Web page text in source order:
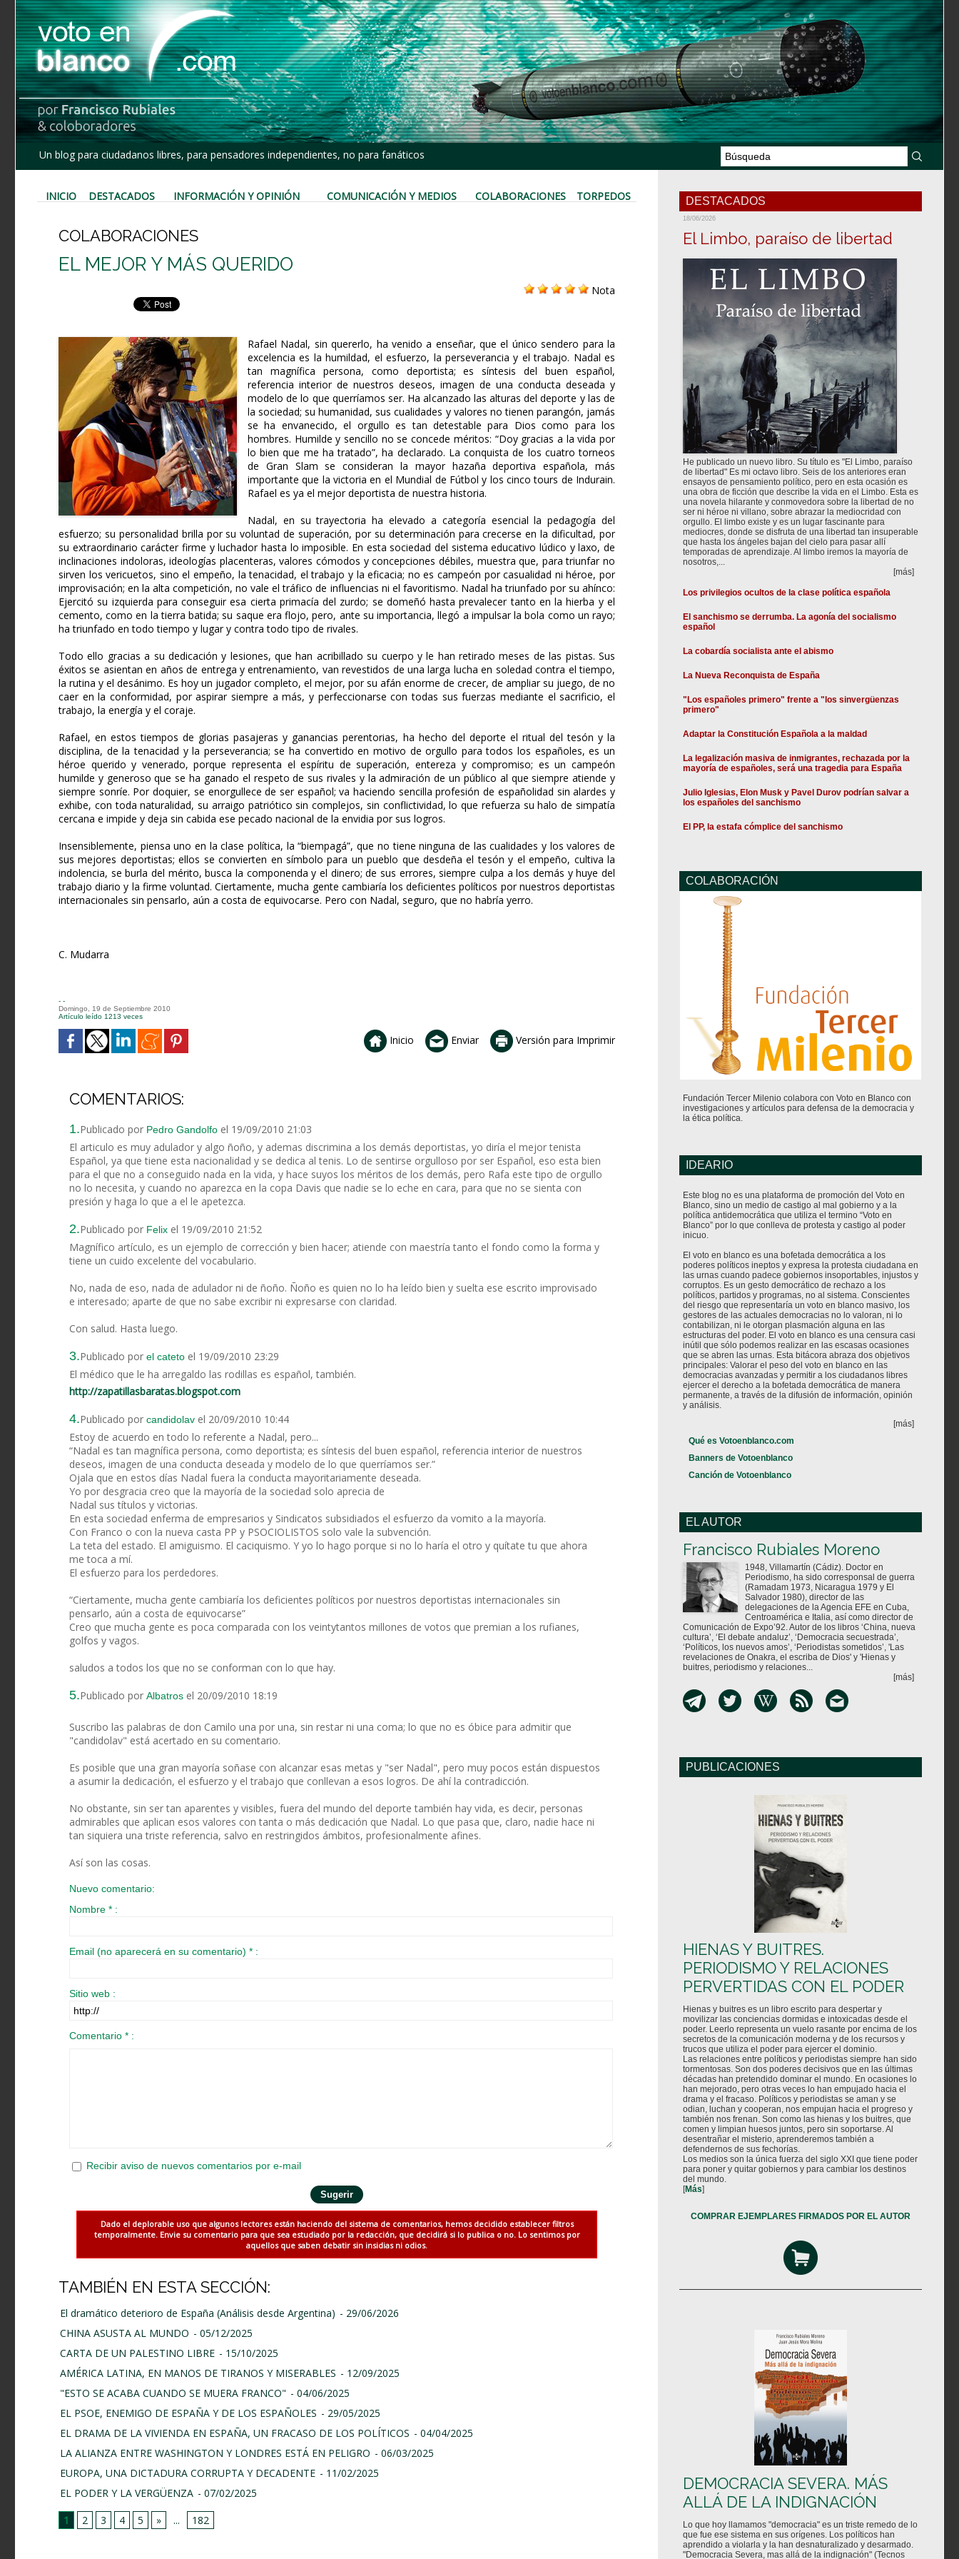
Un blog para ciudadanos libres, para pensadores independientes, no para fanáticos
INICIO DESTACADOS INFORMACIÓN Y OPINIÓN COMUNICACIÓN Y MEDIOS COLABORACIONES TORPEDOS
COLABORACIONES
EL MEJOR Y MÁS QUERIDO
Nota
Rafael Nadal, sin quererlo, ha venido a enseñar, que el único sendero para la
excelencia es la humildad, el esfuerzo, la perseverancia y el trabajo. Nadal es
tan magnífica persona, como deportista; es síntesis del buen español,
referencia interior de nuestros deseos, imagen de una conducta deseada y
modelo de lo que querríamos ser. Ha alcanzado las alturas del deporte y las de
la sociedad; su humanidad, sus cualidades y valores no tienen parangón, jamás
se ha envanecido, el orgullo es tan detestable para Dios como para los
hombres. Humilde y sencillo no se concede méritos: “Doy gracias a la vida por
lo bien que me ha tratado”, ha declarado. La conquista de los cuatro torneos
de Gran Slam se consideran la mayor hazaña deportiva española, más
importante que la victoria en el Mundial de Fútbol y los cinco tours de Indurain.
Rafael es ya el mejor deportista de nuestra historia.
Nadal, en su trayectoria ha elevado a categoría esencial la pedagogía del
esfuerzo; su personalidad brilla por su voluntad de superación, por su determinación para crecerse en la dificultad, por
su extraordinario carácter firme y luchador hasta lo imposible. En esta sociedad del sistema educativo lúdico y laxo, de
inclinaciones indoloras, ideologías placenteras, valores cómodos y concepciones débiles, muestra que, para triunfar no
sirven los vericuetos, sino el empeño, la tenacidad, el trabajo y la eficacia; no es campeón por casualidad ni héroe, por
improvisación; en la alta competición, no vale el tráfico de influencias ni el favoritismo. Nadal ha triunfado por su ahínco:
Ejercitó su izquierda para conseguir esa cierta primacía del zurdo; se domeñó hasta prevalecer tanto en la hierba y el
cemento, como en la tierra batida; su saque era flojo, pero, ante su importancia, llegó a impulsar la bola como un rayo;
ha triunfado en todo tiempo y lugar y contra todo tipo de rivales.
Todo ello gracias a su dedicación y lesiones, que han acribillado su cuerpo y le han retirado meses de las pistas. Sus
éxitos se asientan en años de entrega y entrenamiento, van revestidos de una larga lucha en soledad contra el tiempo,
la rutina y el desánimo. Es hoy un jugador completo, el mejor, por su afán enorme de crecer, de ampliar su juego, de no
caer en la conformidad, por aspirar siempre a más, y perfeccionarse con todas sus fuerzas mediante el sacrificio, el
trabajo, la energía y el coraje.
Rafael, en estos tiempos de glorias pasajeras y ganancias perentorias, ha hecho del deporte el ritual del tesón y la
disciplina, de la tenacidad y la perseverancia; se ha convertido en motivo de orgullo para todos los españoles, es un
héroe querido y venerado, porque representa el espíritu de superación, entereza y compromiso; es un campeón
humilde y generoso que se ha ganado el respeto de sus rivales y la admiración de un público al que siempre atiende y
siempre sonríe. Por doquier, se enorgullece de ser español; va haciendo sencilla profesión de españolidad sin alardes y
exhibe, con toda naturalidad, su arraigo patriótico sin complejos, sin conflictividad, lo que refuerza su halo de simpatía
cercana e impide y deja sin cabida ese pecado nacional de la envidia por sus logros.
Insensiblemente, piensa uno en la clase política, la “biempagá”, que no tiene ninguna de las cualidades y los valores de
sus mejores deportistas; ellos se convierten en símbolo para un pueblo que desdeña el tesón y el empeño, cultiva la
indolencia, se burla del mérito, busca la componenda y el dinero; de sus errores, siempre culpa a los demás y huye del
trabajo diario y la firme voluntad. Ciertamente, mucha gente cambiaría los deficientes políticos por nuestros deportistas
internacionales sin pensarlo, aún a costa de equivocarse. Pero con Nadal, seguro, que no habría yerro.
C. Mudarra
- -
Domingo, 19 de Septiembre 2010
Artículo leído 1213 veces
Inicio Enviar Versión para Imprimir
COMENTARIOS:
1.Publicado por Pedro Gandolfo el 19/09/2010 21:03
El articulo es muy adulador y algo ñoño, y ademas discrimina a los demás deportistas, yo diría el mejor tenista
Español, ya que tiene esta nacionalidad y se dedica al tenis. Lo de sentirse orgulloso por ser Español, eso esta bien
para el que no a conseguido nada en la vida, y hace suyos los méritos de los demás, pero Rafa este tipo de orgullo
no lo necesita, y cuando no aparezca en la copa Davis que nadie se lo eche en cara, para que no se sienta con
presión y haga lo que a el le apetezca.
2.Publicado por Felix el 19/09/2010 21:52
Magnífico artículo, es un ejemplo de corrección y bien hacer; atiende con maestría tanto el fondo como la forma y
tiene un cuido excelente del vocabulario.
No, nada de eso, nada de adulador ni de ñoño. Ñoño es quien no lo ha leído bien y suelta ese escrito improvisado
e interesado; aparte de que no sabe excribir ni expresarse con claridad.
Con salud. Hasta luego.
3.Publicado por el cateto el 19/09/2010 23:29
El médico que le ha arregaldo las rodillas es español, también.
http://zapatillasbaratas.blogspot.com
4.Publicado por candidolav el 20/09/2010 10:44
Estoy de acuerdo en todo lo referente a Nadal, pero...
“Nadal es tan magnífica persona, como deportista; es síntesis del buen español, referencia interior de nuestros
deseos, imagen de una conducta deseada y modelo de lo que querríamos ser.”
Ojala que en estos días Nadal fuera la conducta mayoritariamente deseada.
Yo por desgracia creo que la mayoría de la sociedad solo aprecia de
Nadal sus títulos y victorias.
En esta sociedad enferma de empresarios y Sindicatos subsidiados el esfuerzo da vomito a la mayoría.
Con Franco o con la nueva casta PP y PSOCIOLISTOS solo vale la subvención.
La teta del estado. El amiguismo. El caciquismo. Y yo lo hago porque si no lo haría el otro y quítate tu que ahora
me toca a mí.
El esfuerzo para los perdedores.
“Ciertamente, mucha gente cambiaría los deficientes políticos por nuestros deportistas internacionales sin
pensarlo, aún a costa de equivocarse”
Creo que mucha gente es poca comparada con los veintytantos millones de votos que premian a los rufianes,
golfos y vagos.
saludos a todos los que no se conforman con lo que hay.
5.Publicado por Albatros el 20/09/2010 18:19
Suscribo las palabras de don Camilo una por una, sin restar ni una coma; lo que no es óbice para admitir que
"candidolav" está acertado en su comentario.
Es posible que una gran mayoría soñase con alcanzar esas metas y "ser Nadal", pero muy pocos están dispuestos
a asumir la dedicación, el esfuerzo y el trabajo que conllevan a esos logros. De ahí la contradicción.
No obstante, sin ser tan aparentes y visibles, fuera del mundo del deporte también hay vida, es decir, personas
admirables que aplican esos valores con tanta o más dedicación que Nadal. Lo que pasa que, claro, nadie hace ni
tan siquiera una triste referencia, salvo en restringidos ámbitos, profesionalmente afines.
Así son las cosas.
Nuevo comentario:
Nombre * :
Email (no aparecerá en su comentario) * :
Sitio web :
Comentario * :
Recibir aviso de nuevos comentarios por e-mail
Dado el deplorable uso que algunos lectores están haciendo del sistema de comentarios, hemos decidido establecer filtros
temporalmente. Envie su comentario para que sea estudiado por la redacción, que decidirá si lo publica o no. Lo sentimos por
aquellos que saben debatir sin insidias ni odios.
TAMBIÉN EN ESTA SECCIÓN:
El dramático deterioro de España (Análisis desde Argentina) - 29/06/2026
CHINA ASUSTA AL MUNDO - 05/12/2025
CARTA DE UN PALESTINO LIBRE - 15/10/2025
AMÉRICA LATINA, EN MANOS DE TIRANOS Y MISERABLES - 12/09/2025
"ESTO SE ACABA CUANDO SE MUERA FRANCO" - 04/06/2025
EL PSOE, ENEMIGO DE ESPAÑA Y DE LOS ESPAÑOLES - 29/05/2025
EL DRAMA DE LA VIVIENDA EN ESPAÑA, UN FRACASO DE LOS POLÍTICOS - 04/04/2025
LA ALIANZA ENTRE WASHINGTON Y LONDRES ESTÁ EN PELIGRO - 06/03/2025
EUROPA, UNA DICTADURA CORRUPTA Y DECADENTE - 11/02/2025
EL PODER Y LA VERGÜENZA - 07/02/2025
1
2 3 4 5 » ... 182
DESTACADOS
18/06/2026
El Limbo, paraíso de libertad
He publicado un nuevo libro. Su título es "El Limbo, paraíso
de libertad" Es mi octavo libro. Seis de los anteriores eran
ensayos de pensamiento político, pero en esta ocasión es
una obra de ficción que describe la vida en el Limbo. Esta es
una novela hilarante y conmovedora sobre la libertad de no
ser ni héroe ni villano, sobre abrazar la mediocridad con
orgullo. El limbo existe y es un lugar fascinante para
mediocres, donde se disfruta de una libertad tan insuperable
que hasta los ángeles bajan del cielo para pasar allí
temporadas de aprendizaje. Al limbo iremos la mayoría de
nosotros,...
[más]
Los privilegios ocultos de la clase política española
El sanchismo se derrumba. La agonía del socialismo
español
La cobardía socialista ante el abismo
La Nueva Reconquista de España
"Los españoles primero" frente a "los sinvergüenzas
primero"
Adaptar la Constitución Española a la maldad
La legalización masiva de inmigrantes, rechazada por la
mayoría de españoles, será una tragedia para España
Julio Iglesias, Elon Musk y Pavel Durov podrían salvar a
los españoles del sanchismo
El PP, la estafa cómplice del sanchismo
COLABORACIÓN
Fundación Tercer Milenio colabora con Voto en Blanco con
investigaciones y artículos para defensa de la democracia y
la ética política.
IDEARIO
Este blog no es una plataforma de promoción del Voto en
Blanco, sino un medio de castigo al mal gobierno y a la
política antidemocrática que utiliza el termino “Voto en
Blanco” por lo que conlleva de protesta y castigo al poder
inicuo.
El voto en blanco es una bofetada democrática a los
poderes políticos ineptos y expresa la protesta ciudadana en
las urnas cuando padece gobiernos insoportables, injustos y
corruptos. Es un gesto democrático de rechazo a los
políticos, partidos y programas, no al sistema. Conscientes
del riesgo que representaría un voto en blanco masivo, los
gestores de las actuales democracias no lo valoran, ni lo
contabilizan, ni le otorgan plasmación alguna en las
estructuras del poder. El voto en blanco es una censura casi
inútil que sólo podemos realizar en las escasas ocasiones
que se abren las urnas. Esta bitácora abraza dos objetivos
principales: Valorar el peso del voto en blanco en las
democracias avanzadas y permitir a los ciudadanos libres
ejercer el derecho a la bofetada democrática de manera
permanente, a través de la difusión de información, opinión
y análisis.
[más]
Qué es Votoenblanco.com
Banners de Votoenblanco
Canción de Votoenblanco
EL AUTOR
Francisco Rubiales Moreno
1948, Villamartín (Cádiz). Doctor en
Periodismo, ha sido corresponsal de guerra
(Ramadam 1973, Nicaragua 1979 y El
Salvador 1980), director de las
delegaciones de la Agencia EFE en Cuba,
Centroamérica e Italia, así como director de
Comunicación de Expo’92. Autor de los libros ‘China, nueva
cultura’, ‘El debate andaluz’, ‘Democracia secuestrada’,
‘Políticos, los nuevos amos’, ‘Periodistas sometidos’, 'Las
revelaciones de Onakra, el escriba de Dios' y 'Hienas y
buitres, periodismo y relaciones...
[más]
PUBLICACIONES
HIENAS Y BUITRES.
PERIODISMO Y RELACIONES
PERVERTIDAS CON EL PODER
Hienas y buitres es un libro escrito para despertar y
movilizar las conciencias dormidas e intoxicadas desde el
poder. Leerlo representa un vuelo rasante por encima de los
secretos de la comunicación moderna y de los recursos y
trucos que utiliza el poder para ejercer el dominio.
Las relaciones entre políticos y periodistas siempre han sido
tormentosas. Son dos poderes decisivos que en las últimas
décadas han pretendido dominar el mundo. En ocasiones lo
han mejorado, pero otras veces lo han empujado hacia el
drama y el fracaso. Políticos y periodistas se aman y se
odian, luchan y cooperan, nos empujan hacia el progreso y
también nos frenan. Son como las hienas y los buitres, que
comen y limpian huesos juntos, pero sin soportarse. Al
desentrañar el misterio, aprenderemos también a
defendernos de sus fechorías.
Los medios son la única fuerza del siglo XXI que tiene poder
para poner y quitar gobiernos y para cambiar los destinos
del mundo.
[Más]
COMPRAR EJEMPLARES FIRMADOS POR EL AUTOR
DEMOCRACIA SEVERA. MÁS
ALLÁ DE LA INDIGNACIÓN
Lo que hoy llamamos "democracia" es un triste remedo de lo
que fue ese sistema en sus orígenes. Los políticos han
aprendido a violarla y la han desnaturalizado y desarmado.
"Democracia Severa, mas allá de la indignación" (Tecnos